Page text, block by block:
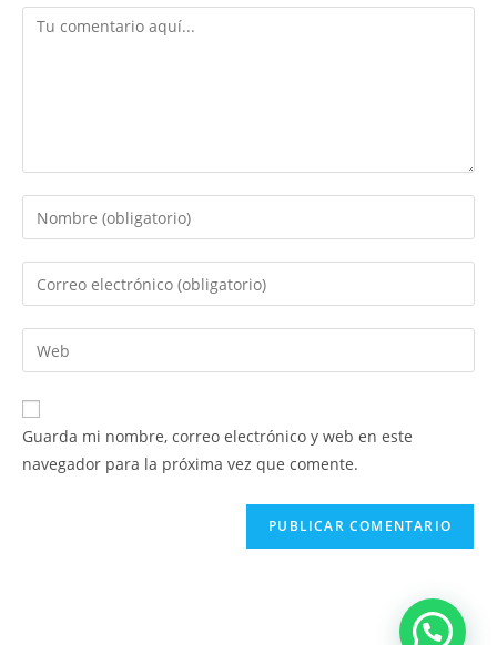
Guarda mi nombre, correo electrónico y web en este
navegador para la próxima vez que comente.